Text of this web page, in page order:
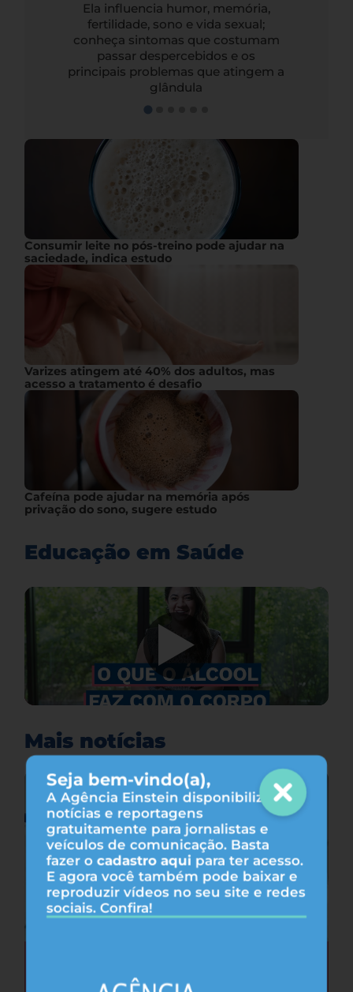
Seja bem-vindo(a),
A Agência Einstein disponibiliza
notícias e reportagens
gratuitamente para jornalistas e
veículos de comunicação. Basta
fazer o cadastro aqui para ter acesso.
E agora você também pode baixar e
reproduzir vídeos no seu site e redes
sociais. Confira!
Ela influencia humor, memória,
fertilidade, sono e vida sexual;
conheça sintomas que costumam
passar despercebidos e os
principais problemas que atingem a
glândula
Consumir leite no pós-treino pode ajudar na
saciedade, indica estudo
Varizes atingem até 40% dos adultos, mas
acesso a tratamento é desafio
Cafeína pode ajudar na memória após
privação do sono, sugere estudo
Educação em Saúde
Mais notícias
Saúde do coração após os 45 anos pode
antecipar risco de demência